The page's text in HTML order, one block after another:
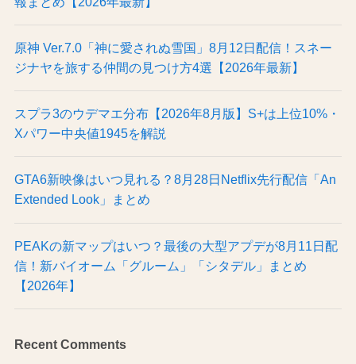
原神 Ver.7.0「神に愛されぬ雪国」8月12日配信！スネー
ジナヤを旅する仲間の見つけ方4選【2026年最新】
スプラ3のウデマエ分布【2026年8月版】S+は上位10%・
Xパワー中央値1945を解説
GTA6新映像はいつ見れる？8月28日Netflix先行配信「An
Extended Look」まとめ
PEAKの新マップはいつ？最後の大型アプデが8月11日配
信！新バイオーム「グルーム」「シタデル」まとめ
【2026年】
Recent Comments